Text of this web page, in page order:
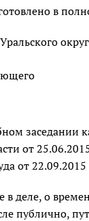
в
от
от
в деле, о
публично,